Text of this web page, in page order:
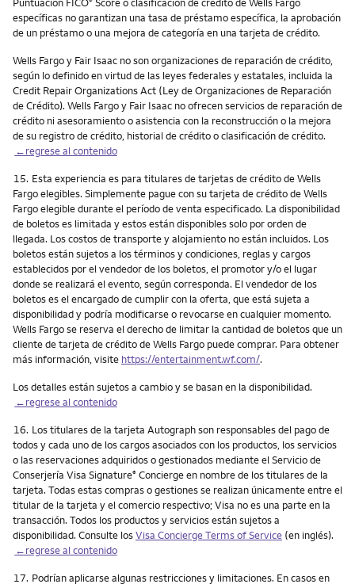
específicas no garantizan una tasa de préstamo específica, la aprobación
de un préstamo o una mejora de categoría en una tarjeta de crédito.
Wells Fargo y Fair Isaac no son organizaciones de reparación de crédito,
según lo definido en virtud de las leyes federales y estatales, incluida la
Credit Repair Organizations Act (Ley de Organizaciones de Reparación
de Crédito). Wells Fargo y Fair Isaac no ofrecen servicios de reparación de
crédito ni asesoramiento o asistencia con la reconstrucción o la mejora
de su registro de crédito, historial de crédito o clasificación de crédito.
←regrese al contenido
Nota
15. Esta experiencia es para titulares de tarjetas de crédito de Wells
Fargo elegibles. Simplemente pague con su tarjeta de crédito de Wells
Fargo elegible durante el período de venta especificado. La disponibilidad
de boletos es limitada y estos están disponibles solo por orden de
llegada. Los costos de transporte y alojamiento no están incluidos. Los
boletos están sujetos a los términos y condiciones, reglas y cargos
establecidos por el vendedor de los boletos, el promotor y/o el lugar
donde se realizará el evento, según corresponda. El vendedor de los
boletos es el encargado de cumplir con la oferta, que está sujeta a
disponibilidad y podría modificarse o revocarse en cualquier momento.
Wells Fargo se reserva el derecho de limitar la cantidad de boletos que un
cliente de tarjeta de crédito de Wells Fargo puede comprar. Para obtener
más información, visite https://entertainment.wf.com/.
Los detalles están sujetos a cambio y se basan en la disponibilidad.
←regrese al contenido
Nota
16. Los titulares de la tarjeta Autograph son responsables del pago de
todos y cada uno de los cargos asociados con los productos, los servicios
o las reservaciones adquiridos o gestionados mediante el Servicio de
Conserjería Visa Signature® Concierge en nombre de los titulares de la
tarjeta. Todas estas compras o gestiones se realizan únicamente entre el
titular de la tarjeta y el comercio respectivo; Visa no es una parte en la
transacción. Todos los productos y servicios están sujetos a
disponibilidad. Consulte losVisa Concierge Terms of Service (en inglés).
←regrese al contenido
Nota
17. Podrían aplicarse algunas restricciones y limitaciones. En casos en